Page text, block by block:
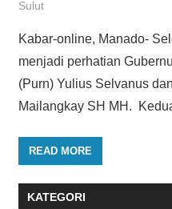
Sulut
Kabar-online, Manado-
menjadi perhatian
(Purn) Yulius Selvanus
Mailangkay SH MH.
READ MORE
KATEGORI